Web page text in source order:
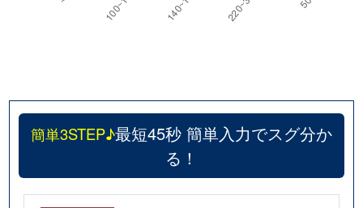
簡単3STEP♪最短45秒 簡単入力でスグ分か
る！